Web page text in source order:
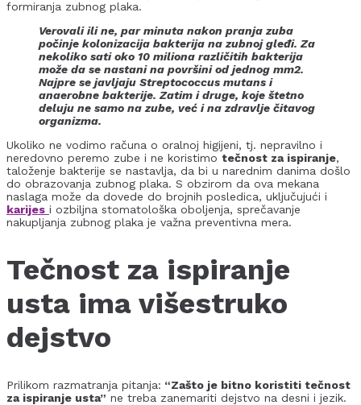
formiranja zubnog plaka.
Verovali ili ne, par minuta nakon pranja zuba
počinje kolonizacija bakterija na zubnoj gleđi. Za
nekoliko sati oko 10 miliona različitih bakterija
može da se nastani na površini od jednog mm2.
Najpre se javljaju Streptococcus mutans i
anaerobne bakterije. Zatim i druge, koje štetno
deluju ne samo na zube, već i na zdravlje čitavog
organizma.
Ukoliko ne vodimo računa o oralnoj higijeni, tj. nepravilno i
neredovno peremo zube i ne koristimo tečnost za ispiranje,
taloženje bakterije se nastavlja, da bi u narednim danima došlo
do obrazovanja zubnog plaka. S obzirom da ova mekana
naslaga može da dovede do brojnih posledica, uključujući i
karijes i ozbiljna stomatološka oboljenja, sprečavanje
nakupljanja zubnog plaka je važna preventivna mera.
Tečnost za ispiranje
usta ima višestruko
dejstvo
Prilikom razmatranja pitanja: “Zašto je bitno koristiti tečnost
za ispiranje usta” ne treba zanemariti dejstvo na desni i jezik.